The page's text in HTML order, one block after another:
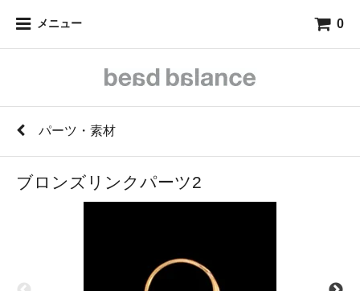
メニュー 0
パーツ・素材
ブロンズリンクパーツ2